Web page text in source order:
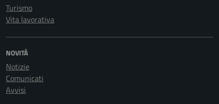
Turismo
Vita lavorativa
NOVITÀ
Notizie
Comunicati
Avvisi